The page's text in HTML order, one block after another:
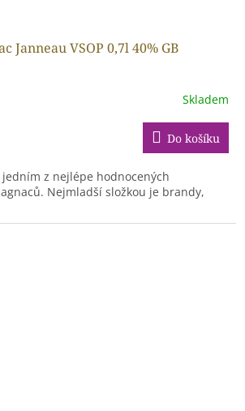
Janneau VSOP 0,7l 40% GB
Skladem
Do košíku
z nejlépe hodnocených
Nejmladší složkou je brandy,